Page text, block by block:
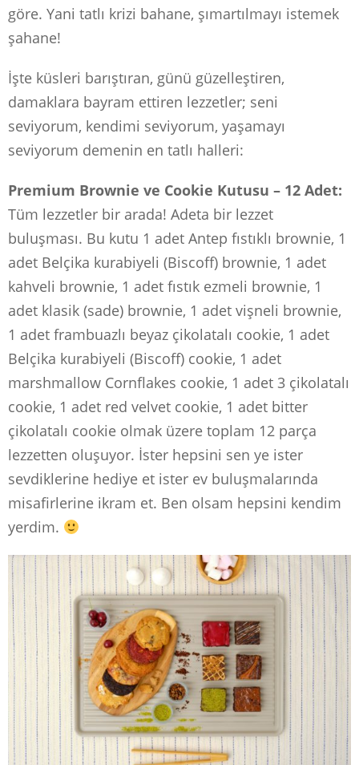
göre. Yani tatlı krizi bahane, şımartılmayı istemek
şahane!
İşte küsleri barıştıran, günü güzelleştiren,
damaklara bayram ettiren lezzetler; seni
seviyorum, kendimi seviyorum, yaşamayı
seviyorum demenin en tatlı halleri:
Premium Brownie ve Cookie Kutusu – 12 Adet:
Tüm lezzetler bir arada! Adeta bir lezzet
buluşması. Bu kutu 1 adet Antep fıstıklı brownie, 1
adet Belçika kurabiyeli (Biscoff) brownie, 1 adet
kahveli brownie, 1 adet fıstık ezmeli brownie, 1
adet klasik (sade) brownie, 1 adet vişneli brownie,
1 adet frambuazlı beyaz çikolatalı cookie, 1 adet
Belçika kurabiyeli (Biscoff) cookie, 1 adet
marshmallow Cornflakes cookie, 1 adet 3 çikolatalı
cookie, 1 adet red velvet cookie, 1 adet bitter
çikolatalı cookie olmak üzere toplam 12 parça
lezzetten oluşuyor. İster hepsini sen ye ister
sevdiklerine hediye et ister ev buluşmalarında
misafirlerine ikram et. Ben olsam hepsini kendim
yerdim.